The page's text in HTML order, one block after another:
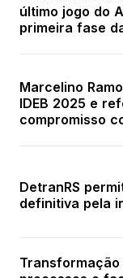
último jogo do
primeira fase
Marcelino
IDEB 2025 e
compromisso
DetranRS
definitiva pela